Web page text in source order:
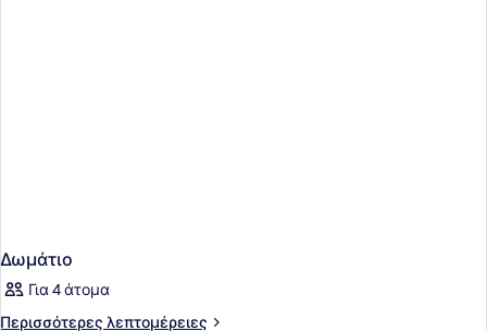
Δωμάτιο
Για 4 άτομα
Περισσότερες λεπτομέρειες
Περισσότερες